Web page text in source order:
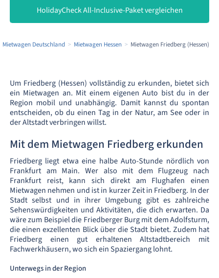
HolidayCheck All-Inclusive-Paket vergleichen
Mietwagen Deutschland Mietwagen Hessen Mietwagen Friedberg (Hessen)
Um Friedberg (Hessen) vollständig zu erkunden, bietet sich
ein Mietwagen an. Mit einem eigenen Auto bist du in der
Region mobil und unabhängig. Damit kannst du spontan
entscheiden, ob du einen Tag in der Natur, am See oder in
der Altstadt verbringen willst.
Mit dem Mietwagen Friedberg erkunden
Friedberg liegt etwa eine halbe Auto-Stunde nördlich von
Frankfurt am Main. Wer also mit dem Flugzeug nach
Frankfurt reist, kann sich direkt am Flughafen einen
Mietwagen nehmen und ist in kurzer Zeit in Friedberg. In der
Stadt selbst und in ihrer Umgebung gibt es zahlreiche
Sehenswürdigkeiten und Aktivitäten, die dich erwarten. Da
wäre zum Beispiel die Friedberger Burg mit dem Adolfsturm,
die einen exzellenten Blick über die Stadt bietet. Zudem hat
Friedberg einen gut erhaltenen Altstadtbereich mit
Fachwerkhäusern, wo sich ein Spaziergang lohnt.
Unterwegs in der Region